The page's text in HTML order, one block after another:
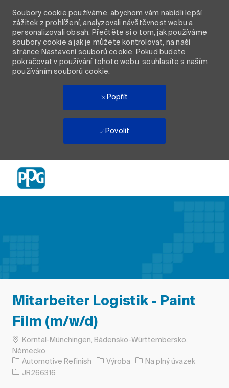
Soubory cookie používáme, abychom vám nabídli lepší
zážitek z prohlížení, analyzovali návštěvnost webu a
personalizovali obsah. Přečtěte si o tom, jak používáme
soubory cookie a jak je můžete kontrolovat, na naší
stránce Nastavení souborů cookie. Pokud budete
pokračovat v používání tohoto webu, souhlasíte s naším
používáním souborů cookie.
Popřít
Povolit
Mitarbeiter Logistik - Paint
Film (m/w/d)
Umístění
Korntal-Münchingen, Bádensko-Württembersko,
Německo
Automotive Refinish
Kategorie
Výroba Typ úlohy
Na plný úvazek
ID úlohy
JR266316